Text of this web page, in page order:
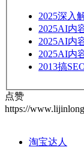
2025深入
2025AI内
2025AI内
2025AI内
2013搞
点赞
https://
淘宝达人